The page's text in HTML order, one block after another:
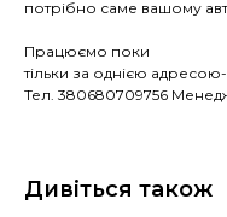
потрібно саме вашому
Працюємо поки
тільки за однією
Тел. 380680709756
Дивіться також